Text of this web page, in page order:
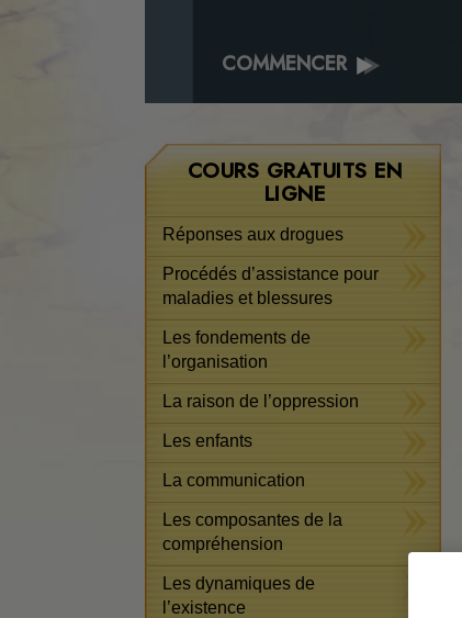
COMMENCER
COURS GRATUITS EN
LIGNE
Réponses aux drogues
Procédés d’assistance pour
maladies et blessures
Les fondements de
l’organisation
La raison de l’oppression
Les enfants
La communication
Les composantes de la
compréhension
Les dynamiques de
l’existence